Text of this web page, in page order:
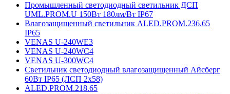
Промышленный светодиодный светильник ДСП
UML.PROM.U 150Вт 180лм/Вт IP67
Влагозащищенный светильник ALED.PROM.236.65
IP65
VENAS U-240WE3
VENAS U-240WC4
VENAS U-300WC4
Светильник светодиодный влагозащищенный Айсберг
60Вт IP65 (ЛСП 2х58)
ALED.PROM.218.65